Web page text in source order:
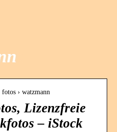
› watzmann
Lizenzfreie
– iStock